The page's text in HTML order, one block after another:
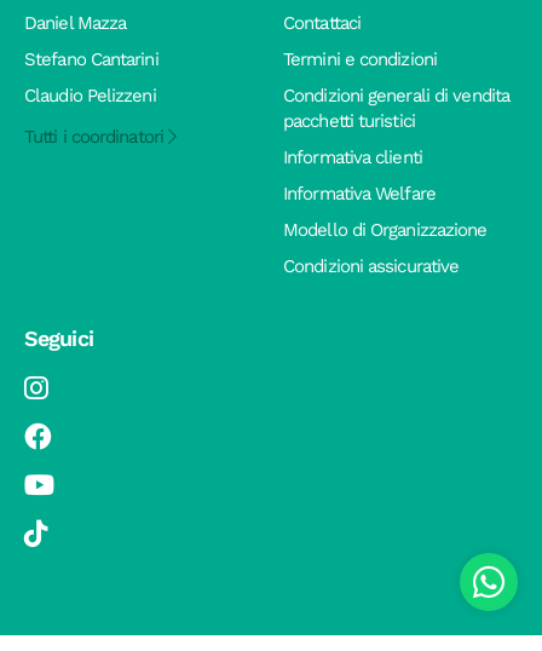
Daniel Mazza
Stefano Cantarini
Claudio Pelizzeni
Tutti i coordinatori
Contattaci
Termini e condizioni
Condizioni generali di vendita
pacchetti turistici
Informativa clienti
Informativa Welfare
Modello di Organizzazione
Condizioni assicurative
Seguici